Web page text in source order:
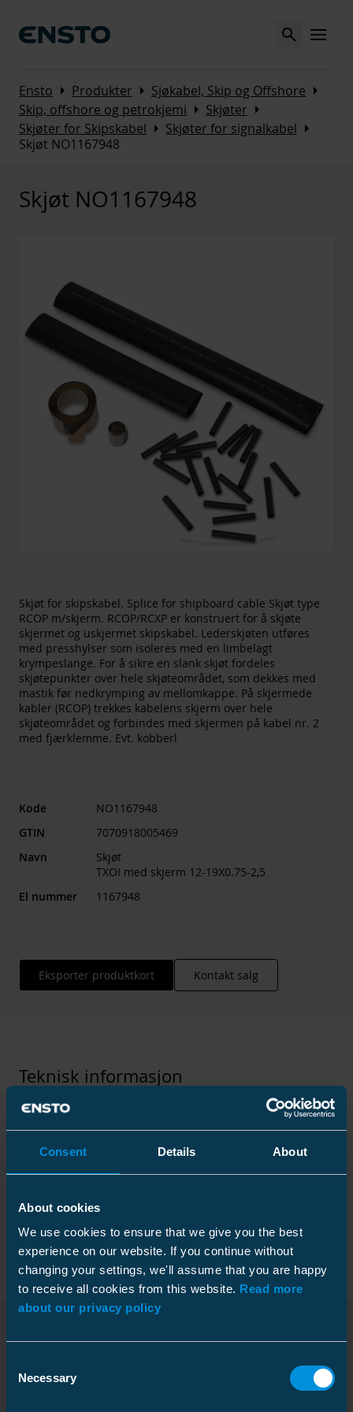
Consent Details About
About cookies
We use cookies to ensure that we give you the best
experience on our website. If you continue without
changing your settings, we'll assume that you are happy
to receive all cookies from this website. Read more
about our privacy policy
Selection
Necessary
Search MENU
Ensto Arrow_right Produkter Arrow_right Sjøkabel, Skip og Offshore Arrow_right
Skip, offshore og petrokjemi Arrow_right Skjøter Arrow_right
Skjøter for Skipskabel Arrow_right Skjøter for signalkabel Arrow_right
Skjøt NO1167948
Skjøt NO1167948
Skjøt for skipskabel. Splice for shipboard cable Skjøt type
RCOP m/skjerm. RCOP/RCXP er konstruert for å skjøte
skjermet og uskjermet skipskabel. Lederskjøten utføres
med presshylser som isoleres med en limbelagt
krympeslange. For å sikre en slank skjøt fordeles
skjøtepunkter over hele skjøteområdet, som dekkes med
mastik før nedkrymping av mellomkappe. På skjermede
kabler (RCOP) trekkes kabelens skjerm over hele
skjøteområdet og forbindes med skjermen på kabel nr. 2
med fjærklemme. Evt. kobberl
Kode
NO1167948
GTIN
7070918005469
Navn
Skjøt
TXOI med skjerm 12-19X0.75-2,5
El nummer
1167948
Eksporter produktkort Kontakt salg
Teknisk informasjon
Mål